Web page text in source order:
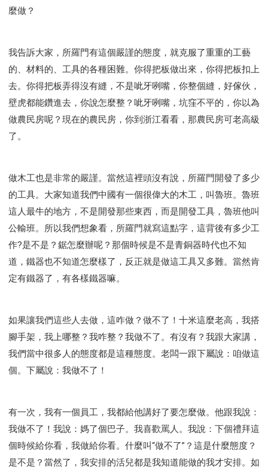
麼做？
我告訴大家，所羅門有這個嚴謹的態度，就克服了重重的工藝
的、材料的、工具的各種困難。你得把板做出來，你得把板扣上
去。你得把板弄得沒有縫，不是呲牙咧嘴，你整個縫，好傢伙，
壁虎都能鑽進去，你說怎麼整？呲牙咧嘴，坑窪不平的，你以為
做農民房呢？現在的農民房，你到浙江看看，那農民房可老高級
了。
做木工也是非常的嚴謹。當然這裡頭沒有說，所羅門開發了多少
的工具。大家知道我們中國有一個很偉大的木工，叫魯班。魯班
這人最牛的地方，不是開發那些東西，而是開發工具，魯班他叫
公輸班。所以我們想象看，所羅門就寫這點字，這背後有多少工
作?是不是？鋸怎麼辦呢？那個時候是不是青銅器時代也不知
道，鐵器也不知道怎麼樣了，反正就是做這工具又多難。當然肯
定有鐵器了，有各樣鐵器嘛。
如果讓我們這些人去做，這咋做？做不了！十米這麼老高，我搭
腳手架，我上哪整？我咋整？我做不了。有沒有？我跟大家講，
我們當中很多人的態度都是這種態度。老闆一跟下屬說：咱做這
個。下屬說：我做不了！
有一次，我有一個員工，我都給他講好了要怎麼做。他跟我說：
我做不了！我說：媽了個巴子。我喜歡罵人。我說：下個禮拜這
個時候給你看，我做給你看。什麼叫“做不了”？這是什麼態度？
是不是？當然了，我安排的活兒都是我知道能做的我才安排。如